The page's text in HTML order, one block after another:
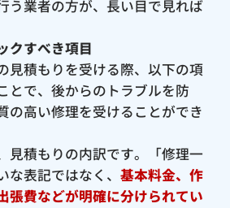
う業者の方が、長い目で見れば
クすべき項目
見積もりを受ける際、以下の項
とで、後からのトラブルを防
の高い修理を受けることができ
見積もりの内訳です。「修理一
表記ではなく、 基本料金、作
張費などが明確に分けられてい